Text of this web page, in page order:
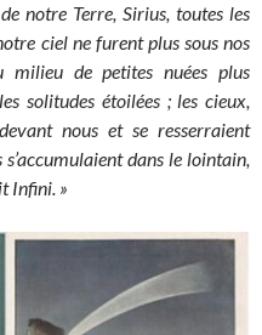
notre Terre, Sirius, toutes les
ciel ne furent plus sous nos
milieu de petites nuées plus
solitudes étoilées ; les cieux,
devant nous et se resserraient
dans le lointain,
Infini. »